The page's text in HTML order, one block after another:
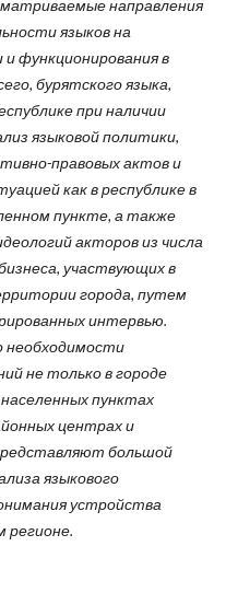
направления
языков на
функционирования в
бурятского языка,
при наличии
языковой политики,
правовых актов и
как в республике в
пункте, а также
акторов из числа
участвующих в
города, путем
интервью.
не только в городе
пунктах
центрах и
большой
языкового
устройства
регионе.